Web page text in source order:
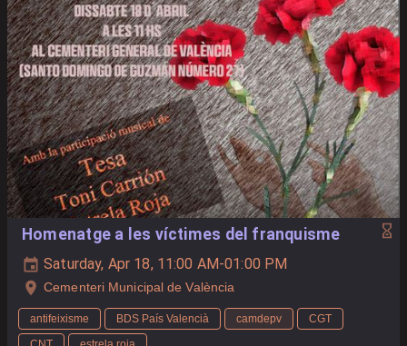
Homenatge a les víctimes del franquisme
Saturday, Apr 18, 11:00 AM-01:00 PM
Cementeri Municipal de València
antifeixisme BDS País Valencià camdepv
CGT